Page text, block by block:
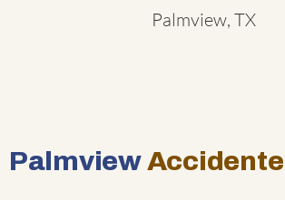
Palmview, TX
Palmview